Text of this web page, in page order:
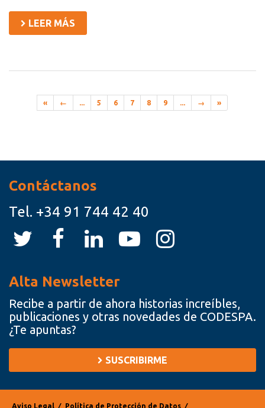
LEER MÁS
« ← 5 6 7 8 9 → »
Contáctanos
Tel. +34 91 744 42 40
Alta Newsletter
Recibe a partir de ahora historias increíbles,
publicaciones y otras novedades de CODESPA.
¿Te apuntas?
SUSCRIBIRME
Aviso Legal ⁄ Política de Protección de Datos ⁄